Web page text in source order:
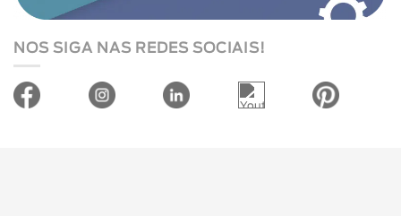
NOS SIGA NAS REDES SOCIAIS!